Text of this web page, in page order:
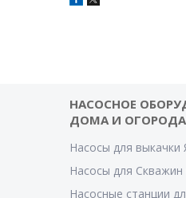
НАСОСНОЕ
ДОМА И ОГОРОДА
Насосы для выкачки
Насосы для Скважин
Насосные станции